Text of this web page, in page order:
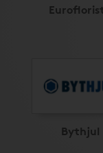
Bythjul